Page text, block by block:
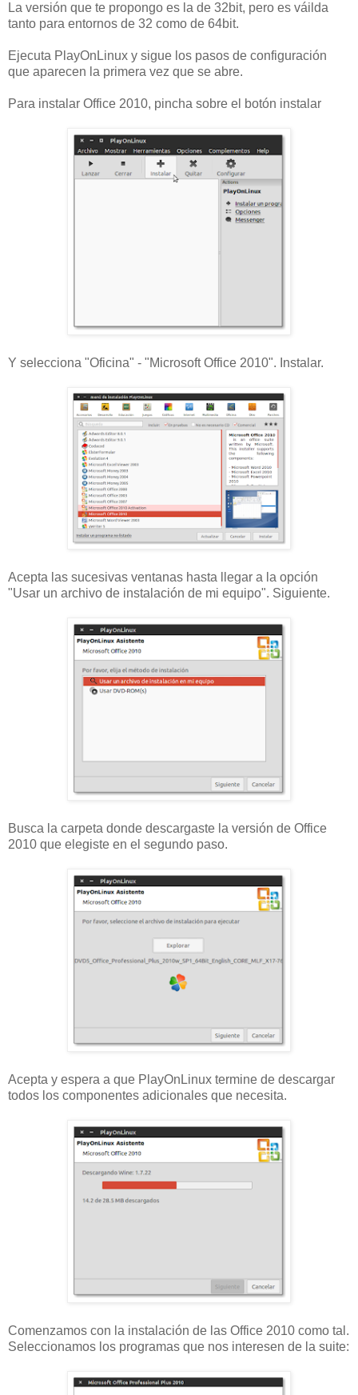
La versión que te propongo es la de 32bit, pero es váilda
tanto para entornos de 32 como de 64bit.
Ejecuta PlayOnLinux y sigue los pasos de configuración
que aparecen la primera vez que se abre.
Para instalar Office 2010, pincha sobre el botón instalar
Y selecciona "Oficina" - "Microsoft Office 2010". Instalar.
Acepta las sucesivas ventanas hasta llegar a la opción
"Usar un archivo de instalación de mi equipo". Siguiente.
Busca la carpeta donde descargaste la versión de Office
2010 que elegiste en el segundo paso.
Acepta y espera a que PlayOnLinux termine de descargar
todos los componentes adicionales que necesita.
Comenzamos con la instalación de las Office 2010 como tal.
Seleccionamos los programas que nos interesen de la suite: